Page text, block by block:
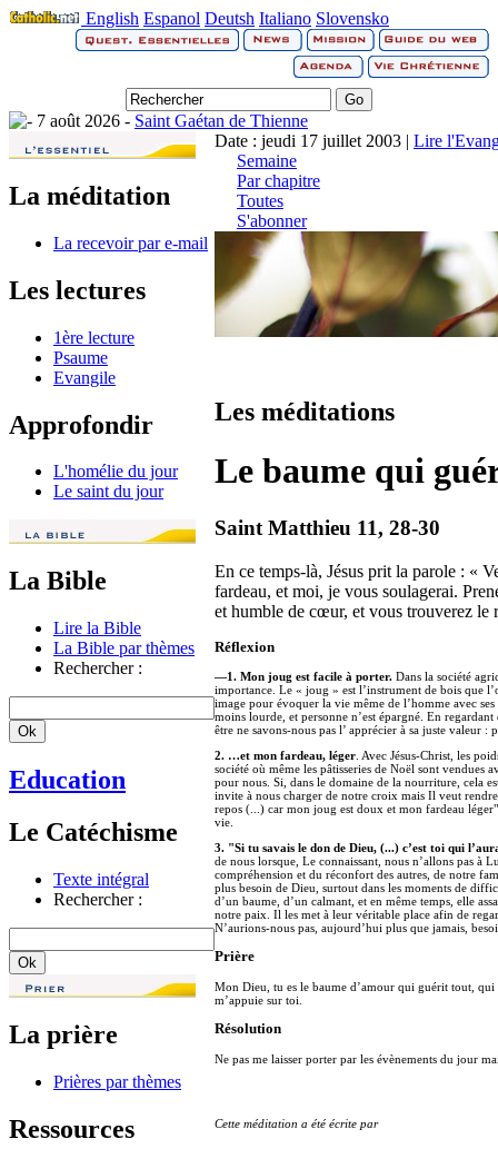
English Espanol Deutsh Italiano Slovensko
7 août 2026 - Saint Gaétan de Thienne
La méditation
La recevoir par e-mail
Les lectures
1ère lecture
Psaume
Evangile
Approfondir
L'homélie du jour
Le saint du jour
La Bible
Lire la Bible
La Bible par thèmes
Rechercher :
Education
Le Catéchisme
Texte intégral
Rechercher :
La prière
Prières par thèmes
Ressources
Date : jeudi 17 juillet 2003 | Lire
Semaine
Par chapitre
Toutes
S'abonner
Les méditations
Le baume qui
Saint Matthieu 11, 28-30
En ce temps-là, Jésus prit la parole : «
fardeau, et moi, je vous soulagerai.
et humble de cœur, et vous trouverez le
Réflexion
—1. Mon joug est facile à porter. Dans la société
importance. Le « joug » est l’instrument de bois que
image pour évoquer la vie même de l’homme avec
moins lourde, et personne n’est épargné. En
être ne savons-nous pas l’ apprécier à sa juste valeur
2. …et mon fardeau, léger . Avec Jésus-Christ, les
société où même les pâtisseries de Noël sont
pour nous. Si, dans le domaine de la nourriture, cela
invite à nous charger de notre croix mais Il veut
repos (...) car mon joug est doux et mon fardeau
vie.
3. "Si tu savais le don de Dieu, (...) c’est toi qui
de nous lorsque, Le connaissant, nous n’allons pas à
compréhension et du réconfort des autres, de notre
plus besoin de Dieu, surtout dans les moments de
d’un baume, d’un calmant, et en même temps, elle
notre paix. Il les met à leur véritable place afin de
N’aurions-nous pas, aujourd’hui plus que jamais,
Prière
Mon Dieu, tu es le baume d’amour qui guérit tout, qui
m’appuie sur toi.
Résolution
Ne pas me laisser porter par les évènements du jour
Cette méditation a été écrite par